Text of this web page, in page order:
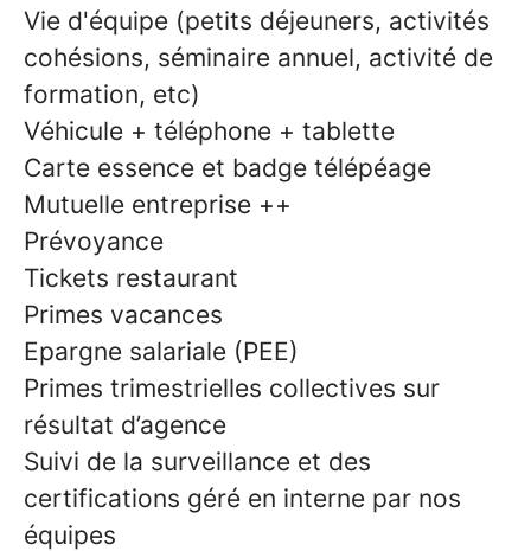
Vie d'équipe (petits déjeuners, activités
cohésions, séminaire annuel, activité de
formation, etc)
Véhicule + téléphone + tablette
Carte essence et badge télépéage
Mutuelle entreprise ++
Prévoyance
Tickets restaurant
Primes vacances
Epargne salariale (PEE)
Primes trimestrielles collectives sur
résultat d’agence
Suivi de la surveillance et des
certifications géré en interne par nos
équipes